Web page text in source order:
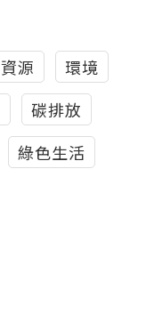
資源
環境
碳排放
綠色生活